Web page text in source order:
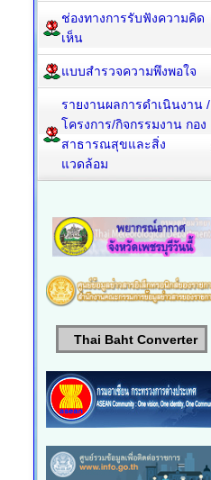
ช่องทางการรับฟังความคิด
เห็น
แบบสำรวจความพึงพอใจ
รายงานผลการดำเนินงาน /
โครงการ/กิจกรรมงาน กอง
สาธารณสุขและสิ่ง
แวดล้อม
Thai Baht Converter